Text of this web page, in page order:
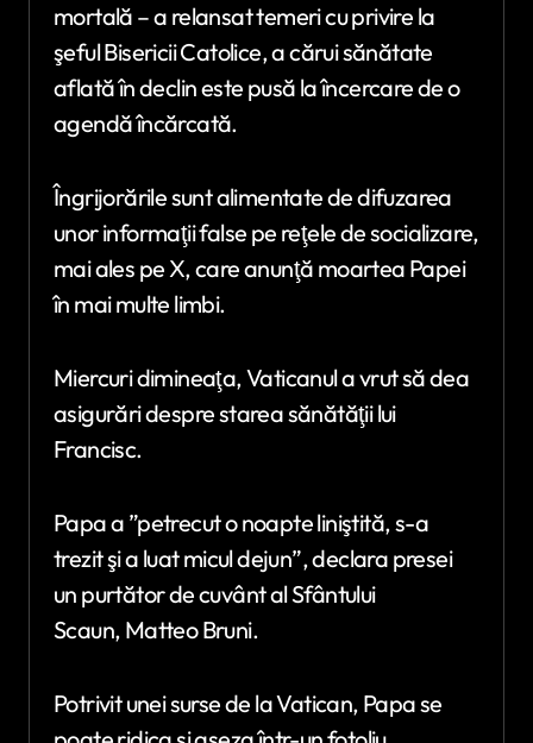
mortală – a relansat temeri cu privire la
şeful Bisericii Catolice, a cărui sănătate
aflată în declin este pusă la încercare de o
agendă încărcată.
Îngrijorările sunt alimentate de difuzarea
unor informaţii false pe reţele de socializare,
mai ales pe X, care anunţă moartea Papei
în mai multe limbi.
Miercuri dimineaţa, Vaticanul a vrut să dea
asigurări despre starea sănătăţii lui
Francisc.
Papa a ”petrecut o noapte liniştită, s-a
trezit şi a luat micul dejun”, declara presei
un purtător de cuvânt al Sfântului
Scaun, Matteo Bruni.
Potrivit unei surse de la Vatican, Papa se